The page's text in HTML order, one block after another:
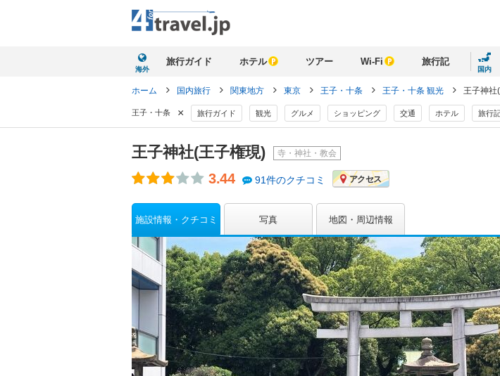
海外
旅行ガイド ホテル ツアー Wi-Fi 旅行記
国内
ホーム 国内旅行 関東地方 東京 王子・十条 王子・十条 観光 王子神社
王子・十条 × 旅行ガイド 観光 グルメ ショッピング 交通 ホテル 旅行
王子神社(王子権現) 寺・神社・教会
3.44 91件のクチコミ アクセス
施設情報・クチコミ 写真 地図・周辺情報